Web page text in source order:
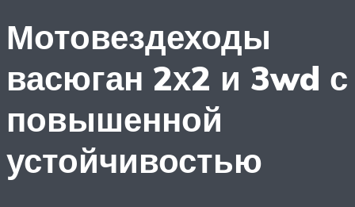
Мотовездеходы
васюган 2х2 и 3wd с
повышенной
устойчивостью